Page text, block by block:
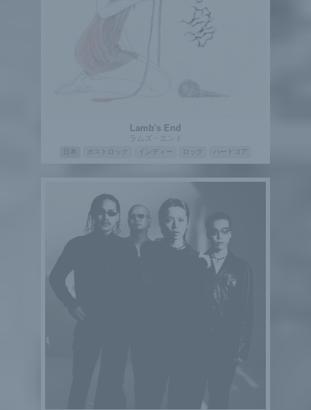
Lamb's End
ラムズ・エンド
ポストロック インディー ロック ハードコア